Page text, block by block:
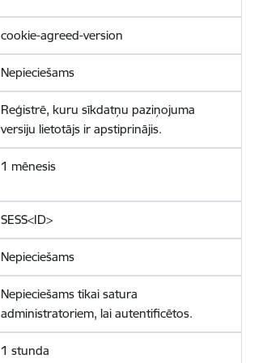
cookie-agreed-version
Nepieciešams
Reģistrē, kuru sīkdatņu paziņojuma
versiju lietotājs ir apstiprinājis.
1 mēnesis
SESS<ID>
Nepieciešams
Nepieciešams tikai satura
administratoriem, lai autentificētos.
1 stunda